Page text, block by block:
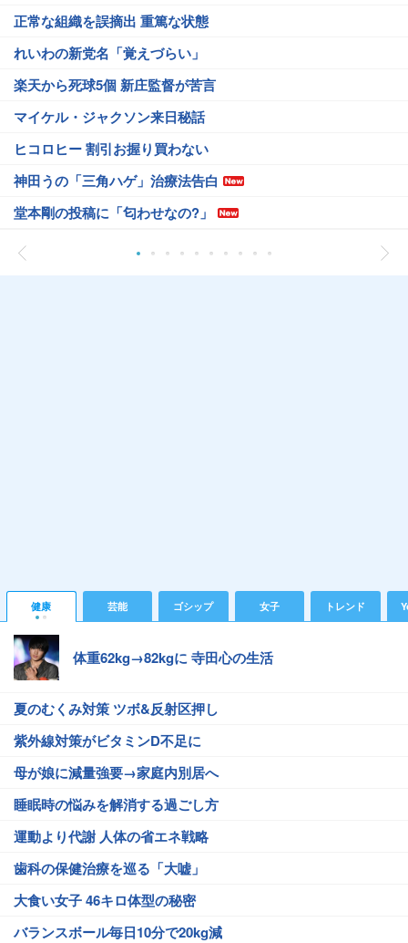
正常な組織を誤摘出 重篤な状態
れいわの新党名「覚えづらい」
楽天から死球5個 新庄監督が苦言
マイケル・ジャクソン来日秘話
ヒコロヒー 割引お握り買わない
神田うの「三角ハゲ」治療法告白
堂本剛の投稿に「匂わせなの?」
健康 芸能 ゴシップ 女子 トレンド
体重62kg→82kgに 寺田心の生活
夏のむくみ対策 ツボ&反射区押し
紫外線対策がビタミンD不足に
母が娘に減量強要→家庭内別居へ
睡眠時の悩みを解消する過ごし方
運動より代謝 人体の省エネ戦略
歯科の保健治療を巡る「大嘘」
大食い女子 46キロ体型の秘密
バランスボール毎日10分で20kg減